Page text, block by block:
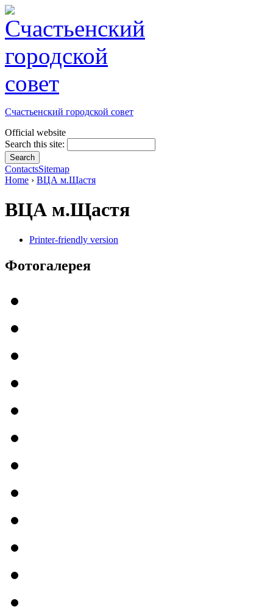
Счастьенский городской совет
Official website
Search this site:
ContactsSitemap
Home › ВЦА м.Щастя
ВЦА м.Щастя
Printer-friendly version
Фотогалерея